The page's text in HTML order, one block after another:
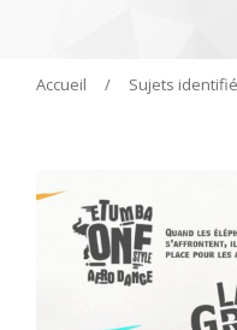
Accueil / Sujets